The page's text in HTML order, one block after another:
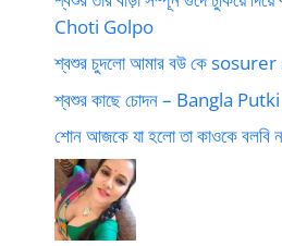
Choti Golpo
শ্বশুর চুদলো আমার বউ কে
শ্বশুর কাছে চোদন – Bangla
শোন আজকে যা হলো তা কাওকে বলবি